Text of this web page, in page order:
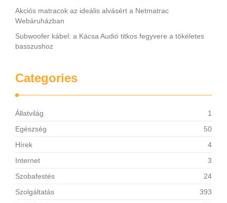
Akciós matracok az ideális alvásért a Netmatrac
Webáruházban
Subwoofer kábel: a Kácsa Audió titkos fegyvere a tökéletes
basszushoz
Categories
Állatvilág
1
Egészség
50
Hírek
4
Internet
3
Szobafestés
24
Szolgáltatás
393